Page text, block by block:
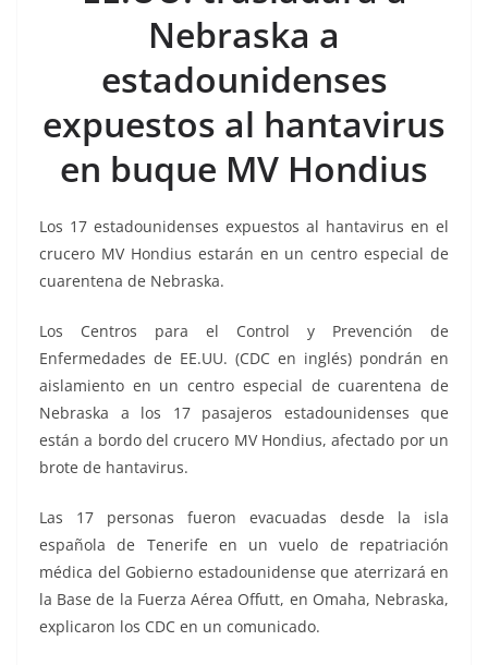
b
k
A
p
p
n
g
er
a
m
ar
Nebraska a
estadounidenses
expuestos al hantavirus
en buque MV Hondius
Los 17 estadounidenses expuestos al hantavirus en el
crucero MV Hondius estarán en un centro especial de
cuarentena de Nebraska.
Los Centros para el Control y Prevención de
Enfermedades de EE.UU. (CDC en inglés) pondrán en
aislamiento en un centro especial de cuarentena de
Nebraska a los 17 pasajeros estadounidenses que
están a bordo del crucero MV Hondius, afectado por un
brote de hantavirus.
Las 17 personas fueron evacuadas desde la isla
española de Tenerife en un vuelo de repatriación
médica del Gobierno estadounidense que aterrizará en
la Base de la Fuerza Aérea Offutt, en Omaha, Nebraska,
explicaron los CDC en un comunicado.